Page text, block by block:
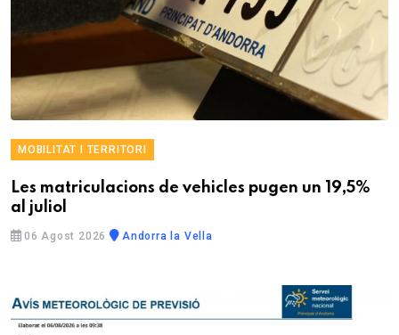
MOBILITAT I TERRITORI
Les matriculacions de vehicles pugen un 19,5%
al juliol
06 Agost 2026 Andorra la Vella